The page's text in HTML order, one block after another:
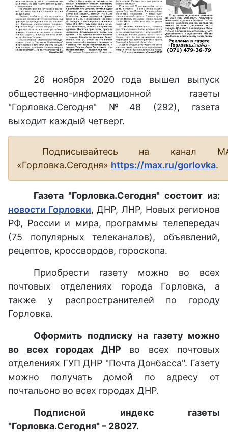
26 ноября 2020 года вышел выпуск
общественно-информационной газеты
"Горловка.Сегодня" №48 (292), газета
выходит каждый четверг.
Подписывайтесь на канал
«Горловка.Сегодня» https://max.ru/gorlovka.
Газета "Горловка.Сегодня" состоит из:
новости Горловки, ДНР, ЛНР, Новых регионов
РФ, России и мира, программы телепередач
(75 популярных телеканалов), объявлений,
рецептов, кроссвордов, гороскопа.
Приобрести газету можно во всех
почтовых отделениях города Горловка, а
также у распространителей по городу
Горловка.
Оформить подписку на газету можно
во всех городах ДНР во всех почтовых
отделениях ГУП ДНР "Почта Донбасса". Газету
можно получать домой по адресу от
почтальоно во всех городах ДНР.
Подписной индекс газеты
"Горловка.Сегодня" – 28027.